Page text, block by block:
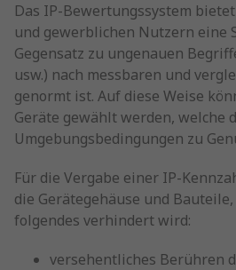
Das IP-Bewertungssystem
und gewerblichen Nutzern eine
Gegensatz zu ungenauen
usw.) nach messbaren und
genormt ist. Auf diese Weise
Geräte gewählt werden, welche
Umgebungsbedingungen zu
Für die Vergabe einer IP-
die Gerätegehäuse und
folgendes verhindert wird:
versehentliches Berühren